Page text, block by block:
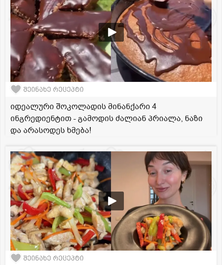
შეინახე რეცეპტი
იდეალური შოკოლადის მინანქარი 4
ინგრედიენტით - გამოდის ძალიან პრიალა, ნაზი
და არასოდეს ხმება!
შეინახე რეცეპტი